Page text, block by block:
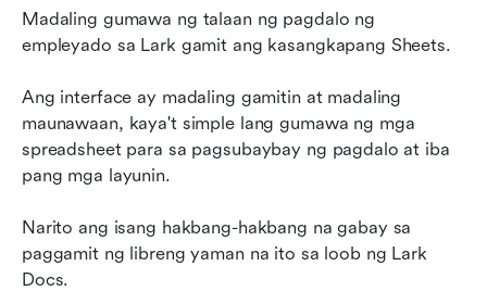
Madaling gumawa ng talaan ng pagdalo ng
empleyado sa Lark gamit ang kasangkapang Sheets.
Ang interface ay madaling gamitin at madaling
maunawaan, kaya't simple lang gumawa ng mga
spreadsheet para sa pagsubaybay ng pagdalo at iba
pang mga layunin.
Narito ang isang hakbang-hakbang na gabay sa
paggamit ng libreng yaman na ito sa loob ng Lark
Docs.